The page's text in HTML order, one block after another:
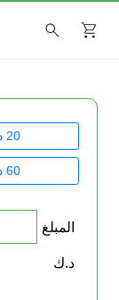
20 د.ك
60 د.ك
المبلغ
د.ك